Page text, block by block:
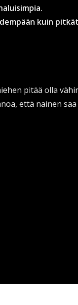
kuin
pitää olla
että nainen saa